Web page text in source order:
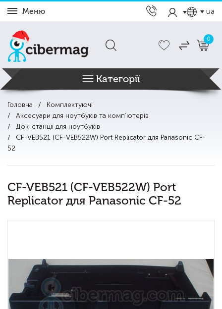
Меню ua
0
Категорії
Головна
Комплектуючі
Аксесуари для ноутбуків та комп’ютерів
Док-станції для ноутбуків
CF-VEB521 (CF-VEB522W) Port Replicator для Panasonic CF-
52
CF-VEB521 (CF-VEB522W) Port
Replicator для Panasonic CF-52